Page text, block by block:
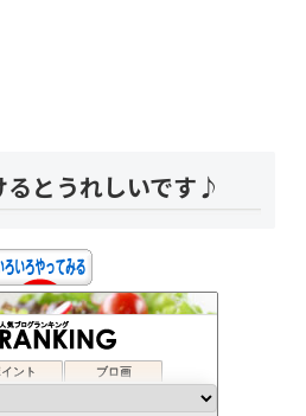
るとうれしいです♪
ント ブロ画